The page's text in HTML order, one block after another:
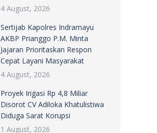
4 August, 2026
Sertijab Kapolres Indramayu
AKBP Prianggo P.M. Minta
Jajaran Prioritaskan Respon
Cepat Layani Masyarakat
4 August, 2026
Proyek Irigasi Rp 4,8 Miliar
Disorot CV Adiloka Khatulistiwa
Diduga Sarat Korupsi
1 August, 2026